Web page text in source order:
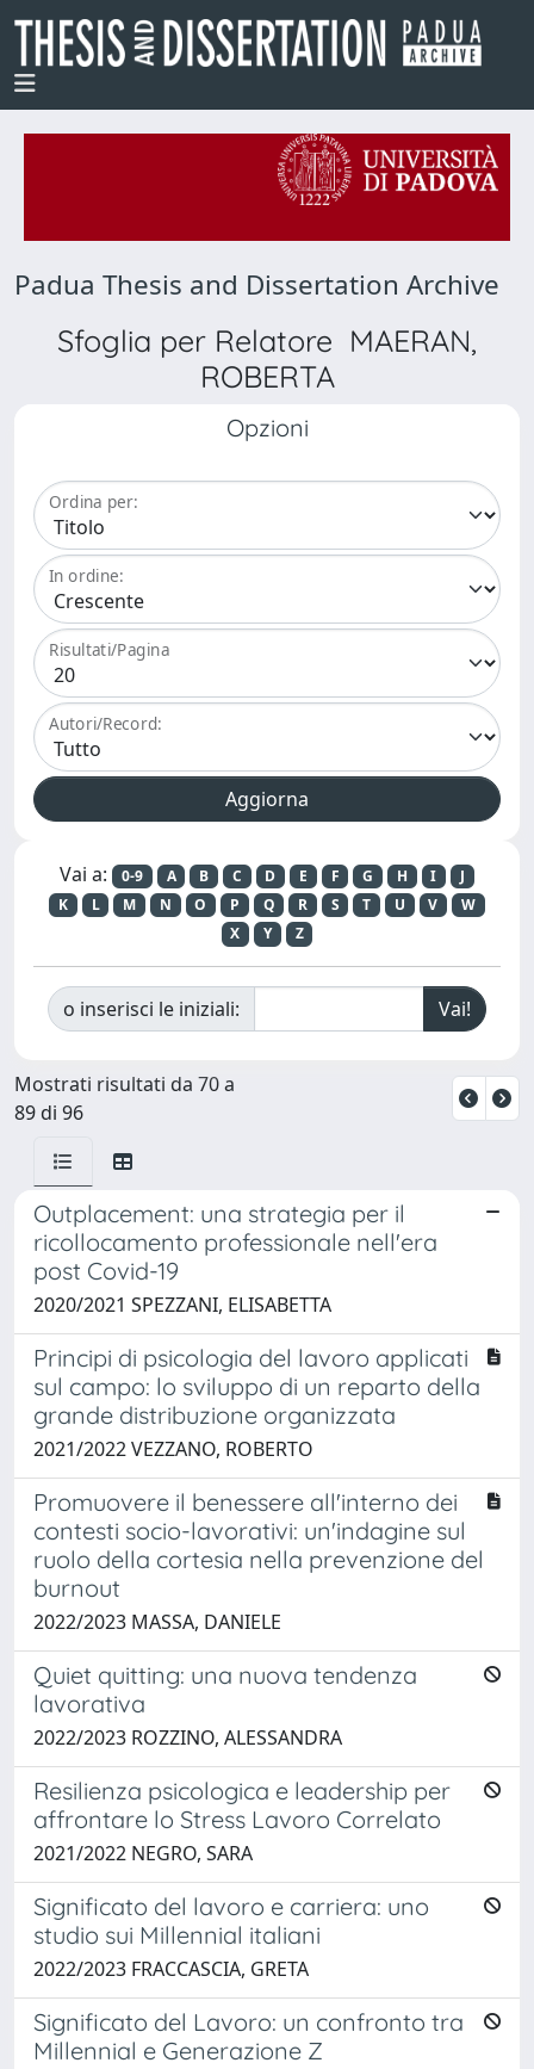
Padua Thesis and Dissertation Archive
Sfoglia per Relatore MAERAN,
ROBERTA
Opzioni
Ordina per:
In ordine:
Risultati/Pagina
Autori/Record:
Vai a: 0-9 A B C D E F G H I
J
K
L M N O P Q R S T U V
W
X
Y Z
o inserisci le iniziali:
Mostrati risultati da 70 a
89 di 96
Outplacement: una strategia per il
ricollocamento professionale nell'era
post Covid-19
2020/2021 SPEZZANI, ELISABETTA
Principi di psicologia del lavoro applicati
sul campo: lo sviluppo di un reparto della
grande distribuzione organizzata
2021/2022 VEZZANO, ROBERTO
Promuovere il benessere all'interno dei
contesti socio-lavorativi: un'indagine sul
ruolo della cortesia nella prevenzione del
burnout
2022/2023 MASSA, DANIELE
Quiet quitting: una nuova tendenza
lavorativa
2022/2023 ROZZINO, ALESSANDRA
Resilienza psicologica e leadership per
affrontare lo Stress Lavoro Correlato
2021/2022 NEGRO, SARA
Significato del lavoro e carriera: uno
studio sui Millennial italiani
2022/2023 FRACCASCIA, GRETA
Significato del Lavoro: un confronto tra
Millennial e Generazione Z